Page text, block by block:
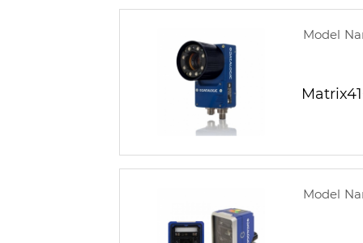
Model
Model